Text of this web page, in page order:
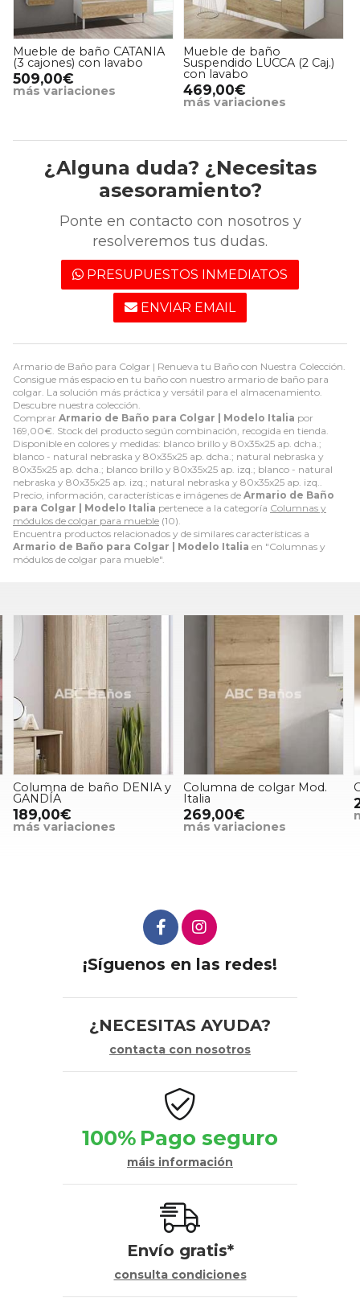
Armario de Baño para Colgar | Renueva tu Baño con Nuestra Colección.
Consigue más espacio en tu baño con nuestro armario de baño para
colgar. La solución más práctica y versátil para el almacenamiento.
Descubre nuestra colección.
Comprar Armario de Baño para Colgar | Modelo Italia por
169,00€ . Stock del producto según combinación, recogida en tienda.
Disponible en colores y medidas: blanco brillo y 80x35x25 ap. dcha.;
blanco - natural nebraska y 80x35x25 ap. dcha.; natural nebraska y
80x35x25 ap. dcha.; blanco brillo y 80x35x25 ap. izq.; blanco - natural
nebraska y 80x35x25 ap. izq.; natural nebraska y 80x35x25 ap. izq..
Precio, información, características e imágenes de Armario de Baño
para Colgar | Modelo Italia pertenece a la categoría Columnas y
módulos de colgar para mueble (10).
Encuentra productos relacionados y de similares características a
Armario de Baño para Colgar | Modelo Italia en "Columnas y
módulos de colgar para mueble".
Mueble de baño CATANIA
(3 cajones) con lavabo
509,00€
más variaciones
Mueble de baño
Suspendido LUCCA (2 Caj.)
con lavabo
469,00€
más variaciones
¿Alguna duda? ¿Necesitas
asesoramiento?
Ponte en contacto con nosotros y
resolveremos tus dudas.
PRESUPUESTOS INMEDIATOS
ENVIAR EMAIL
Columna de colgar Mod.
Italia
269,00€
más variaciones
Columna de Colgar Roma
269,00€
más variaciones
¡Síguenos en las redes!
¿NECESITAS AYUDA?
contacta con nosotros
100% Pago seguro
máis información
Envío gratis*
consulta condiciones